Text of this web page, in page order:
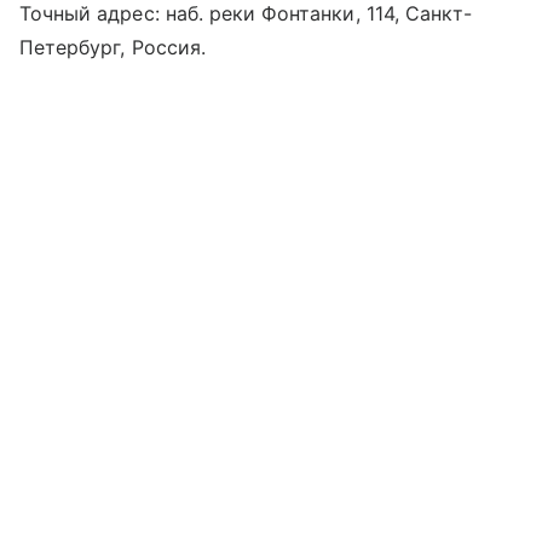
Точный адрес: наб. реки Фонтанки, 114, Санкт-
Петербург, Россия.